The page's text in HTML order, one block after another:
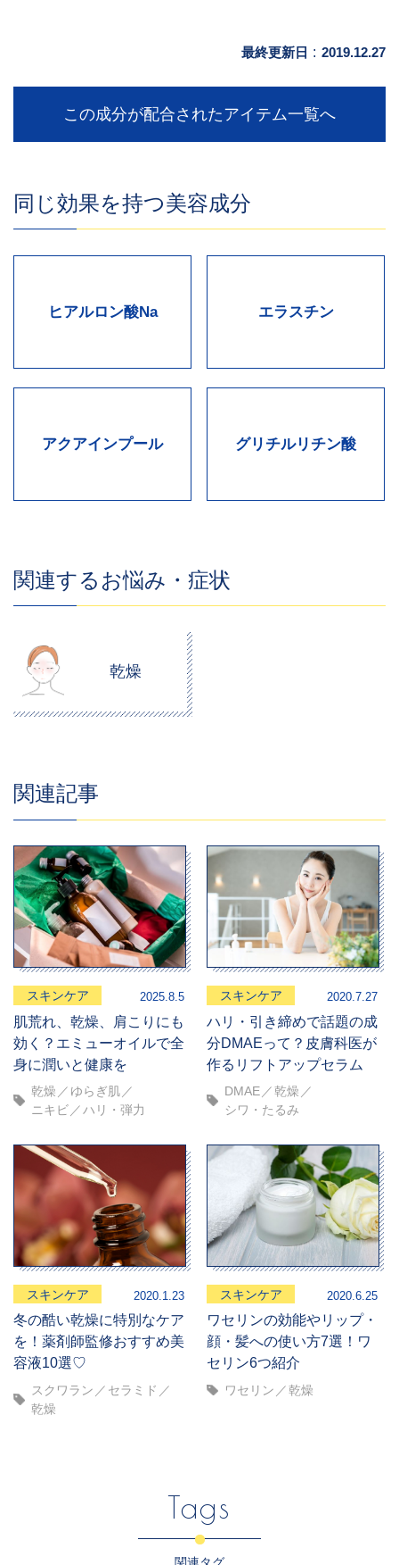
最終更新日 : 2019.12.27
この成分が配合されたアイテム一覧へ
同じ効果を持つ美容成分
ヒアルロン酸Na エラスチン
アクアインプール グリチルリチン酸
関連するお悩み・症状
乾燥
関連記事
スキンケア 2025.8.5
肌荒れ、乾燥、肩こりにも
効く？エミューオイルで全
身に潤いと健康を
乾燥
ゆらぎ肌
ニキビ
ハリ・弾力
スキンケア 2020.7.27
ハリ・引き締めで話題の成
分DMAEって？皮膚科医が
作るリフトアップセラム
DMAE
乾燥
シワ・たるみ
スキンケア 2020.1.23
冬の酷い乾燥に特別なケア
を！薬剤師監修おすすめ美
容液10選♡
スクワラン
セラミド
乾燥
スキンケア 2020.6.25
ワセリンの効能やリップ・
顔・髪への使い方7選！ワ
セリン6つ紹介
ワセリン 乾燥
Tags
関連タグ